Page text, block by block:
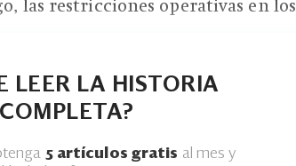
las restricciones operativas en los
LEER LA HISTORIA
COMPLETA?
5 artículos gratis al mes y